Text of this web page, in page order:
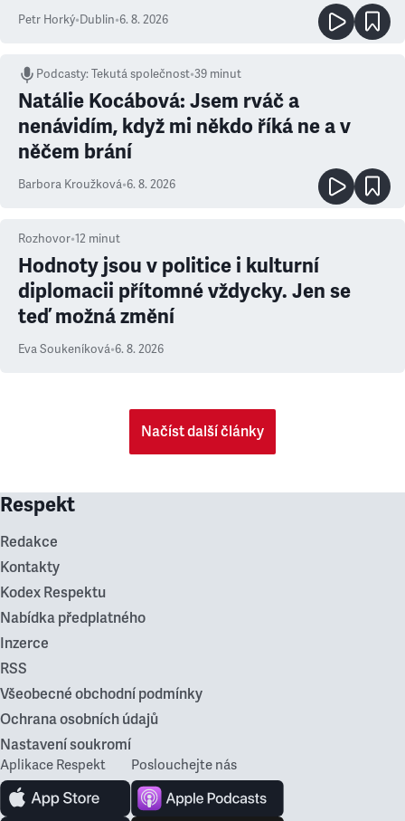
Petr Horký•Dublin•6. 8. 2026
Podcasty:Tekutá společnost•39 minut
Natálie Kocábová: Jsem rváč a
nenávidím, když mi někdo říká ne a v
něčem brání
Barbora Kroužková•6. 8. 2026
Rozhovor•12 minut
Hodnoty jsou v politice i kulturní
diplomacii přítomné vždycky. Jen se
teď možná změní
Eva Soukeníková•6. 8. 2026
Načíst další články
Respekt
Redakce
Kontakty
Kodex Respektu
Nabídka předplatného
Inzerce
RSS
Všeobecné obchodní podmínky
Ochrana osobních údajů
Nastavení soukromí
Aplikace Respekt Poslouchejte nás